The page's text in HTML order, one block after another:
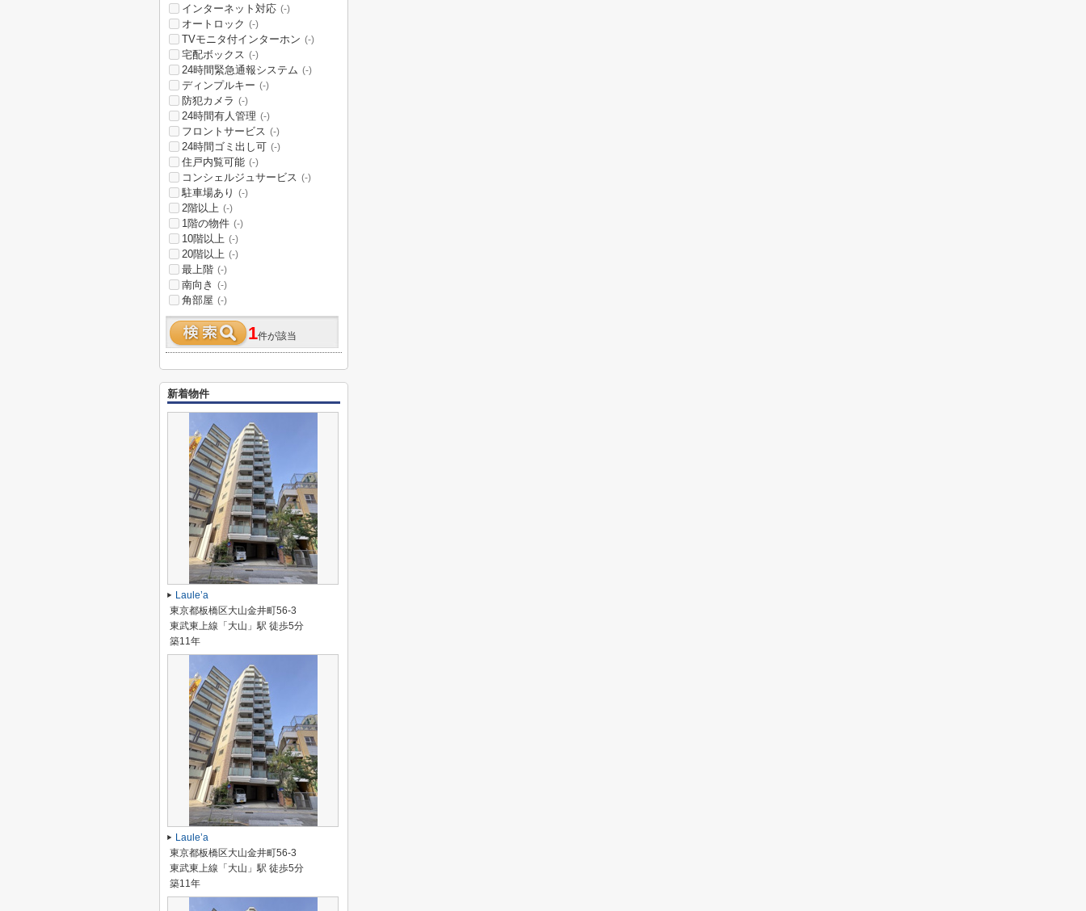
インターネット対応 (-)
オートロック (-)
TVモニタ付インターホン (-)
宅配ボックス (-)
24時間緊急通報システム (-)
ディンプルキー (-)
防犯カメラ (-)
24時間有人管理 (-)
フロントサービス (-)
24時間ゴミ出し可 (-)
住戸内覧可能 (-)
コンシェルジュサービス (-)
駐車場あり (-)
2階以上 (-)
1階の物件 (-)
10階以上 (-)
20階以上 (-)
最上階 (-)
南向き (-)
角部屋 (-)
1件が該当
新着物件
Laule’a
東京都板橋区大山金井町56-3
東武東上線「大山」駅 徒歩5分
築11年
Laule’a
東京都板橋区大山金井町56-3
東武東上線「大山」駅 徒歩5分
築11年